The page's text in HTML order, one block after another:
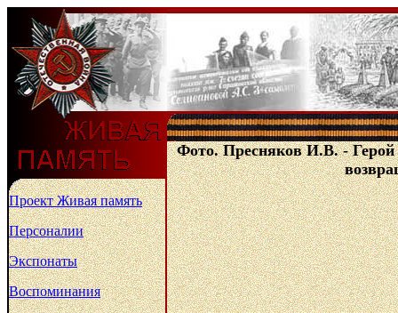
Фото. Пресняков И.В. - Герой
Проект Живая память
Персоналии
Экспонаты
Воспоминания